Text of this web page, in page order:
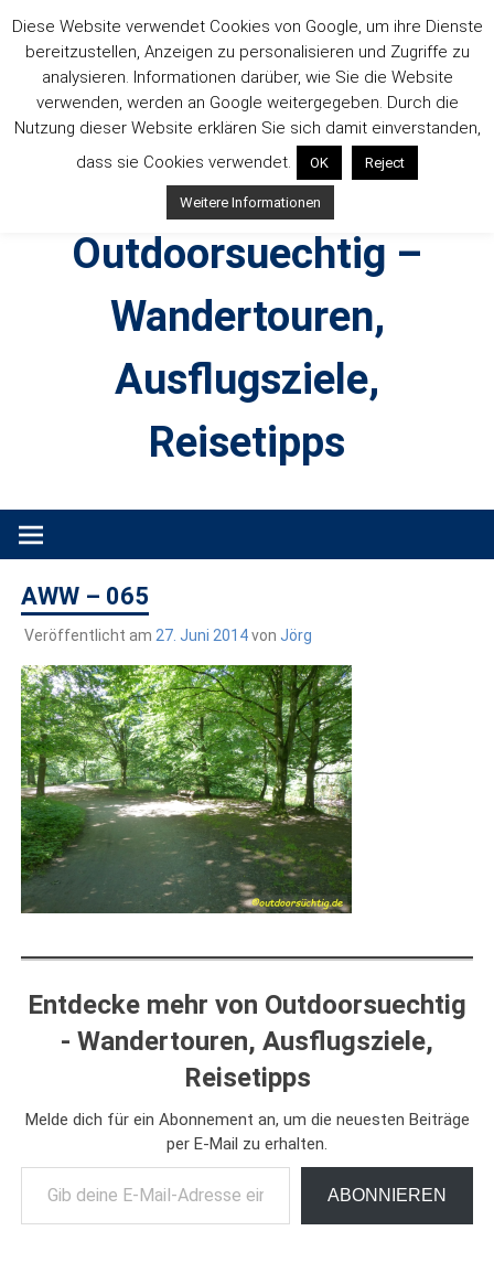
Inhalt
springen
Outdoorsuechtig –
Wandertouren,
Ausflugsziele,
Reisetipps
Produkttests und Buchrezensionen. Ein Blog für alle, die gern
AWW – 065
Veröffentlicht am 27. Juni 2014von Jörg
Entdecke mehr von Outdoorsuechtig
- Wandertouren, Ausflugsziele,
Reisetipps
Melde dich für ein Abonnement an, um die neuesten Beiträge
per E-Mail zu erhalten.
Gib deine E-Mail-Adresse ein ...
ABONNIEREN
Diese Website verwendet Cookies von Google, um ihre Dienste
bereitzustellen, Anzeigen zu personalisieren und Zugriffe zu
analysieren. Informationen darüber, wie Sie die Website
verwenden, werden an Google weitergegeben. Durch die
Nutzung dieser Website erklären Sie sich damit einverstanden,
dass sie Cookies verwendet.
OK Reject
Weitere Informationen